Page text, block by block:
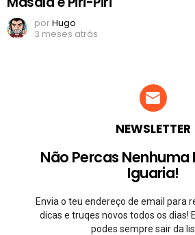
porHugo
3 meses atrás
NEWSLETTER
Não Percas Nenhuma
Iguaria!
Envia o teu endereço de email para
dicas e truqes novos todos os dias!
podes sempre sair da